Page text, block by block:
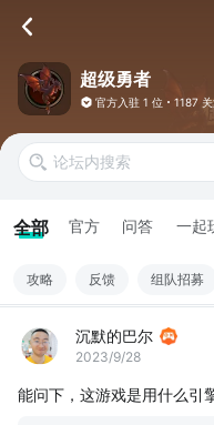
超级勇者
官方入驻 1 位 1187
全部 官方 问答 一起
攻略 反馈 组队招募
沉默的巴尔
2023/9/28
能问下，这游戏是用什么引